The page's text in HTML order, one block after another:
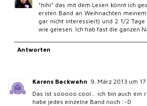
*hihi* das mit dem Lesen könnt ich
ersten Band an Weihnachten
gar nicht interessiert) und 2 1/2
wie gelesen. Ich hab fast die ganzen
Antworten
Karens Backwahn 9. März 2013 um
Das ist sooooo cool... ich bin auch ein
habe jedes einzelne Band noch :-D